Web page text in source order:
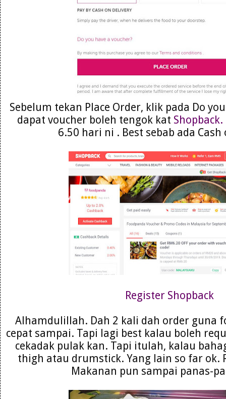
Sebelum tekan Place Order, klik pada Do
dapat voucher boleh tengok kat Shopback.
6.50 hari ni . Best sebab ada Cash
Register Shopback
Alhamdulillah. Dah 2 kali dah order guna
cepat sampai. Tapi lagi best kalau boleh
cekadak pulak kan. Tapi itulah, kalau
thigh atau drumstick. Yang lain so far ok.
Makanan pun sampai panas-